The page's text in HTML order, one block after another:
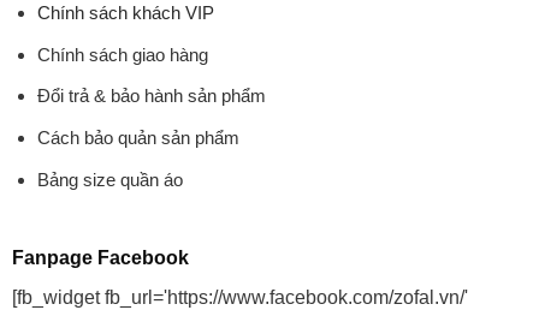
Chính sách khách VIP
Chính sách giao hàng
Đổi trả & bảo hành sản phẩm
Cách bảo quản sản phẩm
Bảng size quần áo
Fanpage Facebook
[fb_widget fb_url='https://www.facebook.com/zofal.vn/'